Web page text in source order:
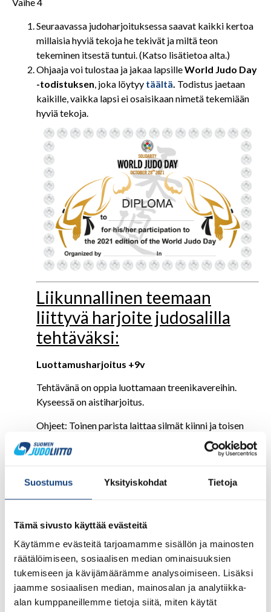
Suostumus Yksityiskohdat Tietoja
Tämä sivusto käyttää evästeitä
Käytämme evästeitä tarjoamamme sisällön ja mainosten
räätälöimiseen, sosiaalisen median ominaisuuksien
tukemiseen ja kävijämäärämme analysoimiseen. Lisäksi
jaamme sosiaalisen median, mainosalan ja analytiikka-
alan kumppaneillemme tietoja siitä, miten käytät
Vaihe 4
Seuraavassa judoharjoituksessa saavat kaikki kertoa
millaisia hyviä tekoja he tekivät ja miltä teon
tekeminen itsestä tuntui. (Katso lisätietoa alta.)
Ohjaaja voi tulostaa ja jakaa lapsilleWorld Judo Day
-todistuksen, joka löytyy täältä. Todistus jaetaan
kaikille, vaikka lapsi ei osaisikaan nimetä tekemiään
hyviä tekoja.
Liikunnallinen teemaan
liittyvä harjoite judosalilla
tehtäväksi:
Luottamusharjoitus +9v
Tehtävänä on oppia luottamaan treenikavereihin.
Kyseessä on aistiharjoitus.
Ohjeet: Toinen parista laittaa silmät kiinni ja toisen
tehtävänä on johdattaa sokeana olevaa ympäri salia:
b) Kuljetaan kaveria selän takana silmät kiinni.
vauhdikkaasti. Vaihdetaan pareja useita kertoja.
d) Kun ohjaaja pysäyttää leikin yritetään arvata, missä
kohtaa salia ollaan.
Tuo hyvät teot näkyväksi!
IJF pyytää lähettämään englanniksi järjestämänne